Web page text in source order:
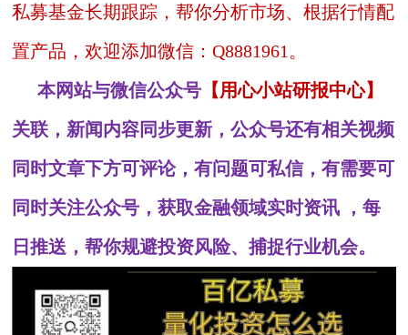
私募基金长期跟踪，帮你分析市场、根据行情配
置产品，欢迎添加微信：Q8881961。
本网站与微信公众号 【用心小站研报中心】
关联，新闻内容同步更新，公众号还有相关视频
同时文章下方可评论，有问题可私信，有需要可
同时关注公众号，获取金融领域实时资讯 ，每
日推送，帮你规避投资风险、捕捉行业机会。